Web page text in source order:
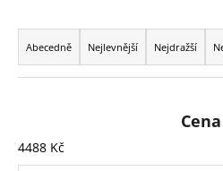
Ř
a
z
í
Abecedně Nejlevnější Nejdražší
Cena
4488 Kč
b
u
j
e